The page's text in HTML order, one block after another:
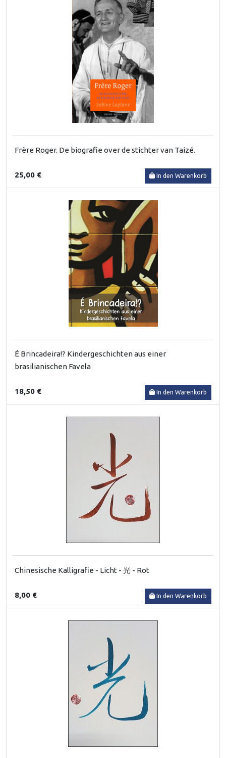
Frère Roger. De biografie over de stichter van Taizé.
25,00 € In den Warenkorb
É Brincadeira!? Kindergeschichten aus einer
brasilianischen Favela
18,50 € In den Warenkorb
Chinesische Kalligrafie - Licht - 光 - Rot
8,00 € In den Warenkorb